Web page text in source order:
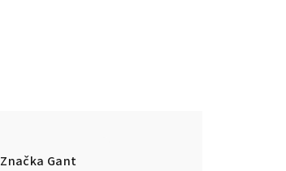
Značka Gant